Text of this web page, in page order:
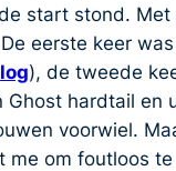
start stond. Met
eerste keer
), de tweede
Ghost hardtail en
voorwiel.
me om foutloos